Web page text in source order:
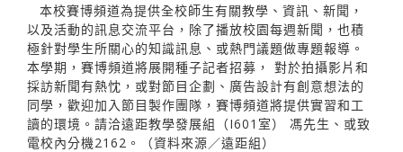
本校賽博頻道為提供全校師生有關教學、資訊、新聞，
以及活動的訊息交流平台，除了播放校園每週新聞，也積
極針對學生所關心的知識訊息、或熱門議題做專題報導。
本學期，賽博頻道將展開種子記者招募， 對於拍攝影片和
採訪新聞有熱忱，或對節目企劃、廣告設計有創意想法的
同學，歡迎加入節目製作團隊，賽博頻道將提供實習和工
讀的環境。請洽遠距教學發展組（I601室） 馮先生、或致
電校內分機2162。（資料來源／遠距組）